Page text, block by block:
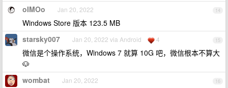
14
oIMOo Jan 20, 2022
Windows Store 版本 123.5 MB
15
starsky007 Jan 20, 2022 via Android 4
微信是个操作系统，Windows 7 就算 10G 吧，微信根本不算大
🐶
16
wombat Jan 20, 2022